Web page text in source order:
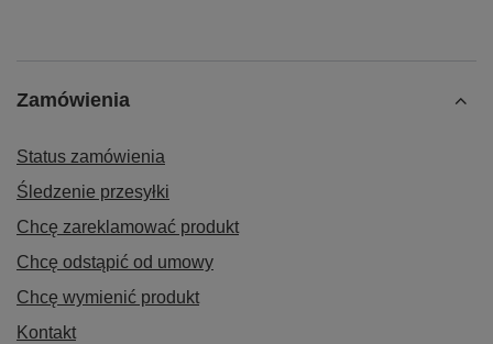
Zamówienia
Status zamówienia
Śledzenie przesyłki
Chcę zareklamować produkt
Chcę odstąpić od umowy
Chcę wymienić produkt
Kontakt